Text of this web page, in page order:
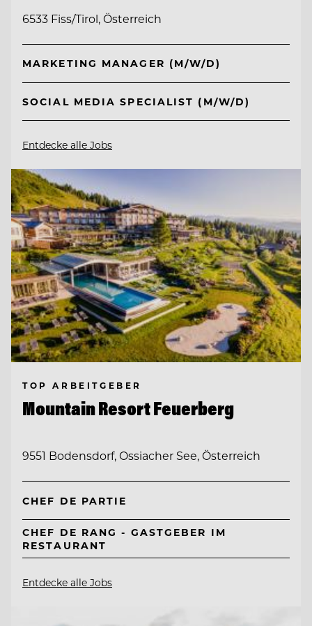
6533 Fiss/Tirol, Österreich
MARKETING MANAGER (M/W/D)
SOCIAL MEDIA SPECIALIST (M/W/D)
Entdecke alle Jobs
TOP ARBEITGEBER
Mountain Resort Feuerberg
9551 Bodensdorf, Ossiacher See, Österreich
CHEF DE PARTIE
CHEF DE RANG - GASTGEBER IM
RESTAURANT
Entdecke alle Jobs